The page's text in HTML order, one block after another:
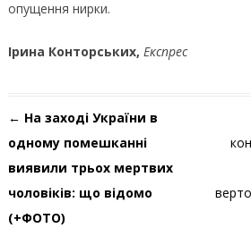
опущення нирки.
Ірина Конторських, Експрес
Навігація по запису
← На заході України в
одному помешканні
виявили трьох мертвих
чоловіків: що відомо
(+ФОТО)